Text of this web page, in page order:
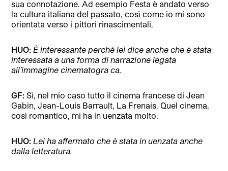
sua connotazione. Ad esempio Festa è andato verso
la cultura italiana del passato, così come io mi sono
orientata verso i pittori rinascimentali.
HUO:È interessante perché lei dice anche che è stata
interessata a una forma di narrazione legata
all’immagine cinematogra ca.
GF:Sì, nel mio caso tutto il cinema francese di Jean
Gabin, Jean-Louis Barrault, La Frenais. Quel cinema,
così romantico, mi ha in uenzata molto.
HUO:Lei ha affermato che è stata in uenzata anche
dalla letteratura.